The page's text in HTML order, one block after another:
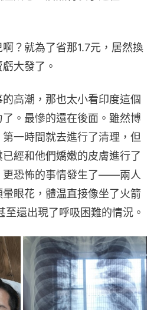
？就為了省那1.7元，居然換
大發了。
高潮，那也太小看印度這個
了。最慘的還在後面。雖然博
一時間就去進行了清理，但
經和他們嬌嫩的皮膚進行了
更恐怖的事情發生了——兩人
眼花，體温直接像坐了火箭
還出現了呼吸困難的情況。